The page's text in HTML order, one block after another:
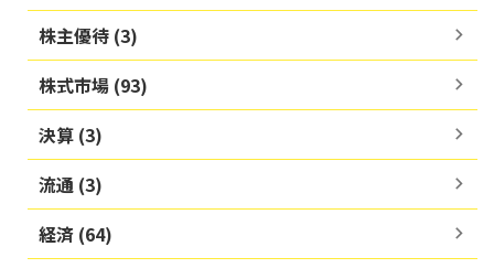
株主優待 (3)
株式市場 (93)
決算 (3)
流通 (3)
経済 (64)